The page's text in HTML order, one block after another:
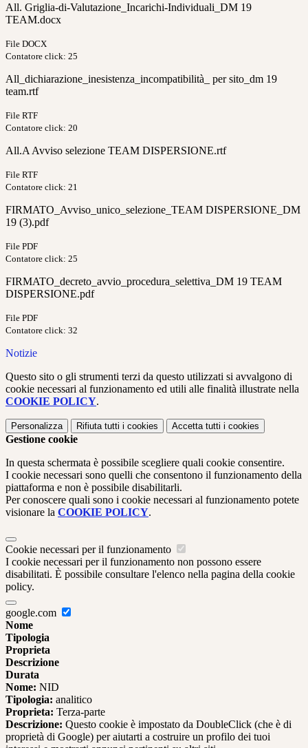
All. Griglia-di-Valutazione_Incarichi-Individuali_DM 19
TEAM.docx
File DOCX
Contatore click: 25
All_dichiarazione_inesistenza_incompatibilità_ per sito_dm 19
team.rtf
File RTF
Contatore click: 20
All.A Avviso selezione TEAM DISPERSIONE.rtf
File RTF
Contatore click: 21
FIRMATO_Avviso_unico_selezione_TEAM DISPERSIONE_DM
19 (3).pdf
File PDF
Contatore click: 25
FIRMATO_decreto_avvio_procedura_selettiva_DM 19 TEAM
DISPERSIONE.pdf
File PDF
Contatore click: 32
Notizie
Questo sito o gli strumenti terzi da questo utilizzati si avvalgono di
cookie necessari al funzionamento ed utili alle finalità illustrate nella
COOKIE POLICY.
Personalizza Rifiuta tutti i cookies Accetta tutti i cookies
Gestione cookie
In questa schermata è possibile scegliere quali cookie consentire.
I cookie necessari sono quelli che consentono il funzionamento della
piattaforma e non è possibile disabilitarli.
Per conoscere quali sono i cookie necessari al funzionamento potete
visionare la COOKIE POLICY.
Cookie necessari per il funzionamento
I cookie necessari per il funzionamento non possono essere
disabilitati. È possibile consultare l'elenco nella pagina della cookie
policy.
google.com
Nome
Tipologia
Proprieta
Descrizione
Durata
Nome: NID
Tipologia: analitico
Proprieta: Terza-parte
Descrizione: Questo cookie è impostato da DoubleClick (che è di
proprietà di Google) per aiutarti a costruire un profilo dei tuoi